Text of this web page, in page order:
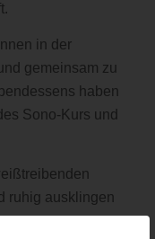
in der
gemeinsam zu
haben
Sono-Kurs und
ruhig ausklingen